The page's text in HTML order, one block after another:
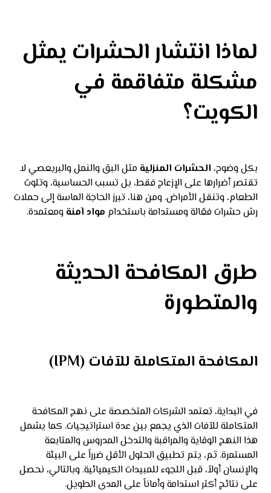
لماذا انتشار الحشرات يمثل
مشكلة متفاقمة في
الكويت؟
بكل وضوح، الحشرات المنزلية مثل البق والنمل والبريعصي لا
تقتصر أضرارها على الإزعاج فقط، بل تسبب الحساسية، وتلوث
الطعام، وتنقل الأمراض. ومن هنا، تبرز الحاجة الماسة إلى حملات
رش حشرات فعّالة ومستدامة باستخدام مواد آمنة ومعتمدة.
طرق المكافحة الحديثة
والمتطورة
المكافحة المتكاملة للآفات (IPM)
في البداية، تعتمد الشركات المتخصصة على نهج المكافحة
المتكاملة للآفات الذي يجمع بين عدة استراتيجيات. كما يشمل
هذا النهج الوقاية والمراقبة والتدخل المدروس والمتابعة
المستمرة. ثم، يتم تطبيق الحلول الأقل ضرراً على البيئة
والإنسان أولاً، قبل اللجوء للمبيدات الكيميائية. وبالتالي، نحصل
على نتائج أكثر استدامة وأماناً على المدى الطويل.